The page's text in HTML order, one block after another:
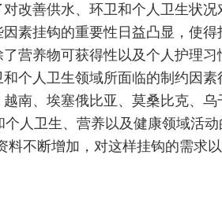
改善供水、环卫和个人卫生状况
素挂钩的重要性日益凸显，使
营养物可获得性以及个人护理习
个人卫生领域所面临的制约因素
南、埃塞俄比亚、莫桑比克、
人卫生、营养以及健康领域活
不断增加，对这样挂钩的需求